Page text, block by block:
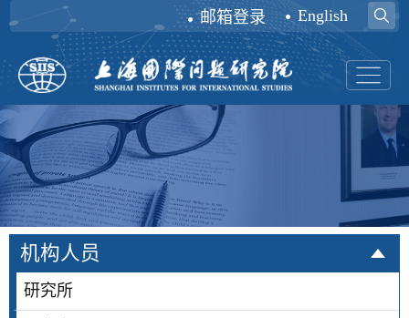
邮箱登录 English
机构人员
研究所